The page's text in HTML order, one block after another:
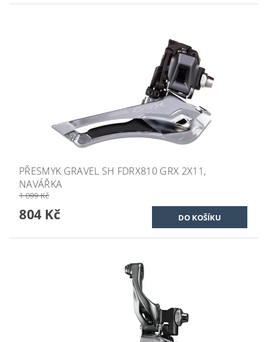
PŘESMYK GRAVEL SH FDRX810 GRX 2X11,
NAVÁŘKA
1 099 Kč
804 Kč